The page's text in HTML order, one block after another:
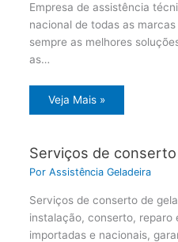
Empresa de assistência
nacional de todas as
sempre as melhores
as…
Veja Mais »
Serviços de
Por Assistência Geladeira
Serviços de conserto de
instalação, conserto, reparo
importadas e nacionais,